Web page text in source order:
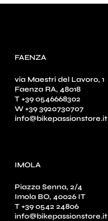
FAENZA
via Maestri del Lavoro, 1
Faenza RA, 48018
T +39 0546668302
W +39 3920730707
info@bikepassionstore.it
IMOLA
Piazza Senna, 2/4
Imola BO, 40026 IT
T +39 0542 24806
info@bikepassionstore.it